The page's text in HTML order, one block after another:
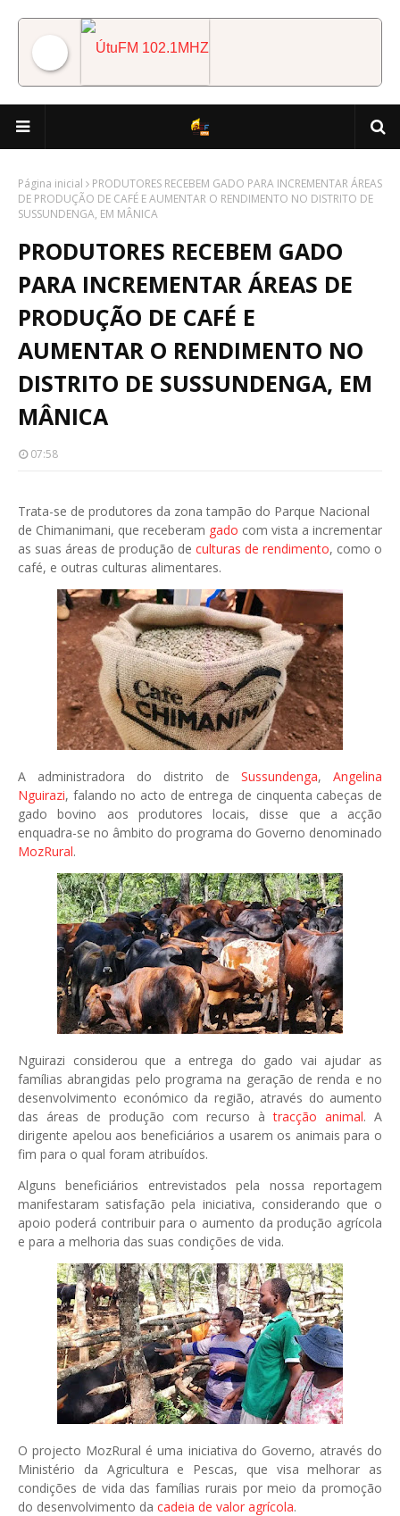
ÚtuFM 102.1MHZ
Página inicial
PRODUTORES RECEBEM GADO PARA INCREMENTAR ÁREAS
DE PRODUÇÃO DE CAFÉ E AUMENTAR O RENDIMENTO NO DISTRITO DE
SUSSUNDENGA, EM MÂNICA
PRODUTORES RECEBEM GADO
PARA INCREMENTAR ÁREAS DE
PRODUÇÃO DE CAFÉ E
AUMENTAR O RENDIMENTO NO
DISTRITO DE SUSSUNDENGA, EM
MÂNICA
07:58
Trata-se de produtores da zona tampão do Parque Nacional
de Chimanimani, que receberam gado com vista a incrementar
as suas áreas de produção de culturas de rendimento, como o
café, e outras culturas alimentares.
A administradora do distrito de Sussundenga, Angelina
Nguirazi, falando no acto de entrega de cinquenta cabeças de
gado bovino aos produtores locais, disse que a acção
enquadra-se no âmbito do programa do Governo denominado
MozRural.
Nguirazi considerou que a entrega do gado vai ajudar as
famílias abrangidas pelo programa na geração de renda e no
desenvolvimento económico da região, através do aumento
das áreas de produção com recurso àtracção animal. A
dirigente apelou aos beneficiários a usarem os animais para o
fim para o qual foram atribuídos.
Alguns beneficiários entrevistados pela nossa reportagem
manifestaram satisfação pela iniciativa, considerando que o
apoio poderá contribuir para o aumento da produção agrícola
e para a melhoria das suas condições de vida.
O projecto MozRural é uma iniciativa do Governo, através do
Ministério da Agricultura e Pescas, que visa melhorar as
condições de vida das famílias rurais por meio da promoção
do desenvolvimento da cadeia de valor agrícola.